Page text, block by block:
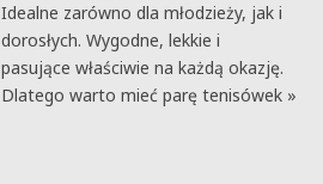
Idealne zarówno dla młodzieży, jak i
dorosłych. Wygodne, lekkie i
pasujące właściwie na każdą okazję.
Dlatego warto mieć parę tenisówek »